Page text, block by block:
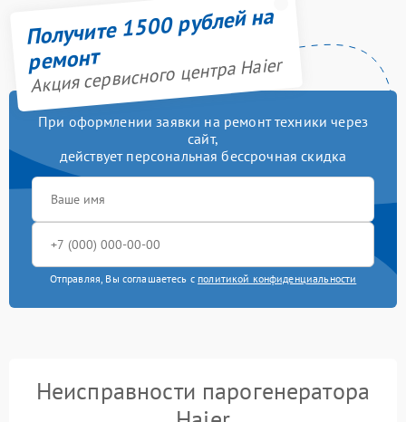
Получите 1500 рублей на
ремонт
Акция сервисного центра Haier
При оформлении заявки на ремонт техники через
сайт,
действует персональная бессрочная скидка
Отправляя, Вы соглашаетесь с политикой конфиденциальности
Неисправности парогенератора